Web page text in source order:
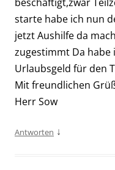
starte habe ich nun
jetzt Aushilfe da
zugestimmt Da habe
Urlaubsgeld für den
Mit freundlichen
Herr Sow
Antworten ↓